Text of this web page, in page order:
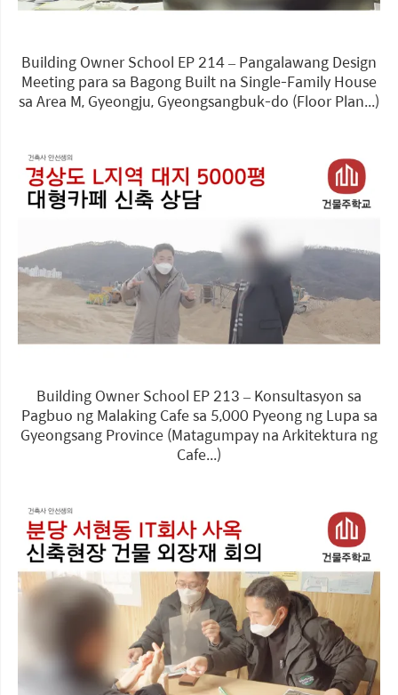
Building Owner School EP 214 – Pangalawang Design
Meeting para sa Bagong Built na Single-Family House
sa Area M, Gyeongju, Gyeongsangbuk-do (Floor Plan...)
Building Owner School EP 213 – Konsultasyon sa
Pagbuo ng Malaking Cafe sa 5,000 Pyeong ng Lupa sa
Gyeongsang Province (Matagumpay na Arkitektura ng
Cafe...)